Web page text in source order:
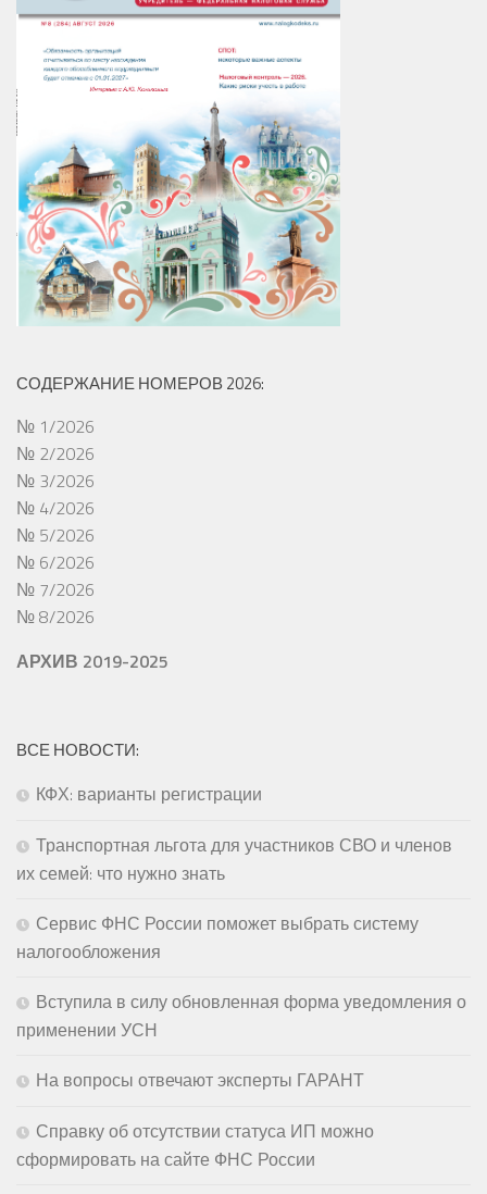
СОДЕРЖАНИЕ НОМЕРОВ 2026:
№ 1/2026
№ 2/2026
№ 3/2026
№ 4/2026
№ 5/2026
№ 6/2026
№ 7/2026
№ 8/2026
АРХИВ 2019-2025
ВСЕ НОВОСТИ:
КФХ: варианты регистрации
Транспортная льгота для участников СВО и членов
их семей: что нужно знать
Сервис ФНС России поможет выбрать систему
налогообложения
Вступила в силу обновленная форма уведомления о
применении УСН
На вопросы отвечают эксперты ГАРАНТ
Справку об отсутствии статуса ИП можно
сформировать на сайте ФНС России